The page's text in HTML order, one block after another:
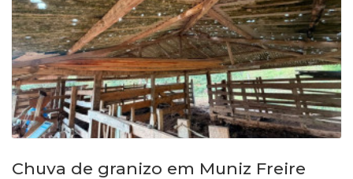
Chuva de granizo em Muniz Freire